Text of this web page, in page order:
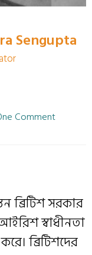
Sengupta
Comment
ব্রিটিশ সরকার
স্বাধীনতা
ব্রিটিশদের